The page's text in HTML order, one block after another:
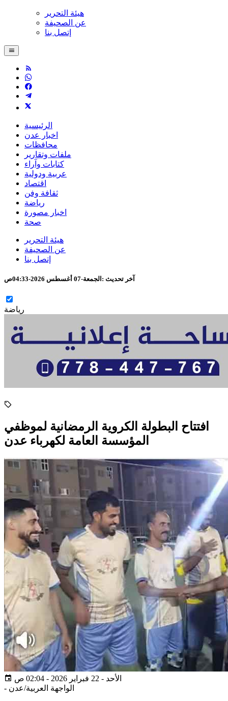
هيئة التحرير
عن الصحيفة
إتصل بنا
الرئيسية
اخبار عدن
محافظات
ملفات وتقارير
كتابات وآراء
عربية ودولية
اقتصاد
ثقافة وفن
رياضة
اخبار مصورة
صحة
هيئة التحرير
عن الصحيفة
إتصل بنا
آخر تحديث : الجمعة-07 أغسطس 2026-04:33ص
رياضة
افتتاح البطولة الكروية الرمضانية لموظفي
المؤسسة العامة لكهرباء عدن
الأحد - 22 فبراير 2026 - 02:04 ص
- الواجهة العربية/عدن